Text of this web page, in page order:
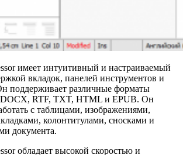
имеет интуитивный и настраиваемый
вкладок, панелей инструментов и
поддерживает различные форматы
DOCX, RTF, TXT, HTML и EPUB. Он
с таблицами, изображениями,
колонтитулами, сносками и
документа.
обладает высокой скоростью и